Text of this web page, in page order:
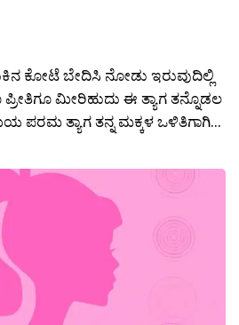
ಕೋಟೆ ಬೇದಿಸಿ ನೋಡು ಇರುವುದಿಲ್ಲಿ
ಪ್ರೀತಿಗೂ ಮೀರಿಹುದು ಈ ತ್ಯಾಗ ತನ್ನೊಡಲ
ಪರಮ ತ್ಯಾಗ ತನ್ನ ಮಕ್ಕಳ ಒಳಿತಿಗಾಗಿ...